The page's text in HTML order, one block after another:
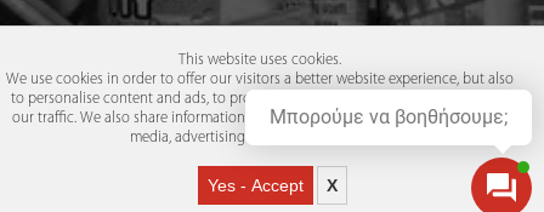
Οι αναγραφόμενες τιμές ισχύουν μόνο για το ηλεκτρονικό
κατάστημα και όχι για το φυσικό.
powered by GSQUARED (aka GxG)
↑
This website uses cookies.
We use cookies in order to offer our visitors a better website experience, but also
to personalise content and ads, to provide social media features and to analyse
our traffic. We also share information about your use of our site with our social
media, advertising and analytics partners.
Yes - Accept X
Μπορούμε να βοηθήσουμε;